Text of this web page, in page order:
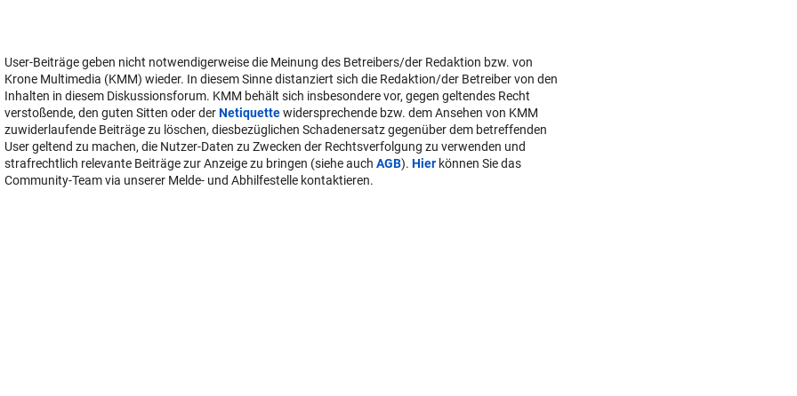
User-Beiträge geben nicht notwendigerweise die Meinung des Betreibers/der Redaktion bzw. von
Krone Multimedia (KMM) wieder. In diesem Sinne distanziert sich die Redaktion/der Betreiber von den
Inhalten in diesem Diskussionsforum. KMM behält sich insbesondere vor, gegen geltendes Recht
verstoßende, den guten Sitten oder derNetiquettewidersprechende bzw. dem Ansehen von KMM
zuwiderlaufende Beiträge zu löschen, diesbezüglichen Schadenersatz gegenüber dem betreffenden
User geltend zu machen, die Nutzer-Daten zu Zwecken der Rechtsverfolgung zu verwenden und
strafrechtlich relevante Beiträge zur Anzeige zu bringen (siehe auch AGB). Hier können Sie das
Community-Team via unserer Melde- und Abhilfestelle kontaktieren.